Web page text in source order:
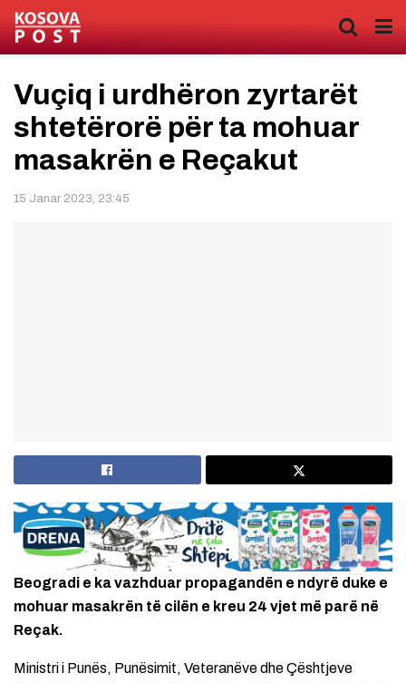
Vuçiq i urdhëron zyrtarët
shtetërorë për ta mohuar
masakrën e Reçakut
15 Janar 2023, 23:45
Beogradi e ka vazhduar propagandën e ndyrë duke e
mohuar masakrën të cilën e kreu 24 vjet më parë në
Reçak.
Ministri i Punës, Punësimit, Veteranëve dhe Çështjeve